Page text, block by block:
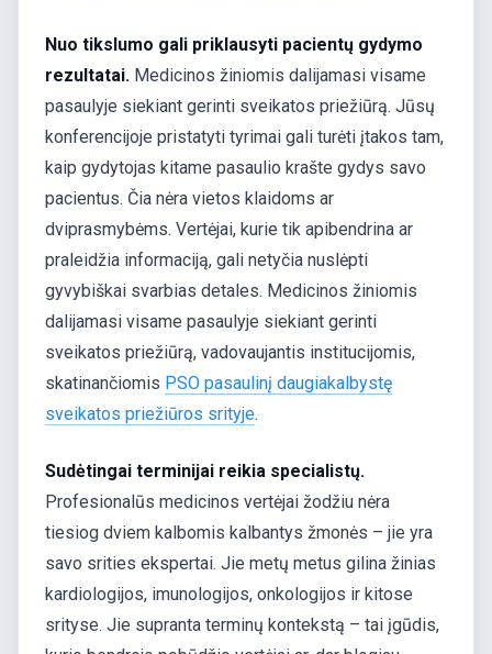
Nuo tikslumo gali priklausyti pacientų gydymo
rezultatai. Medicinos žiniomis dalijamasi visame
pasaulyje siekiant gerinti sveikatos priežiūrą. Jūsų
konferencijoje pristatyti tyrimai gali turėti įtakos tam,
kaip gydytojas kitame pasaulio krašte gydys savo
pacientus. Čia nėra vietos klaidoms ar
dviprasmybėms. Vertėjai, kurie tik apibendrina ar
praleidžia informaciją, gali netyčia nuslėpti
gyvybiškai svarbias detales. Medicinos žiniomis
dalijamasi visame pasaulyje siekiant gerinti
sveikatos priežiūrą, vadovaujantis institucijomis,
skatinančiomis PSO pasaulinį daugiakalbystę
sveikatos priežiūros srityje.
Sudėtingai terminijai reikia specialistų.
Profesionalūs medicinos vertėjai žodžiu nėra
tiesiog dviem kalbomis kalbantys žmonės – jie yra
savo srities ekspertai. Jie metų metus gilina žinias
kardiologijos, imunologijos, onkologijos ir kitose
srityse. Jie supranta terminų kontekstą – tai įgūdis,